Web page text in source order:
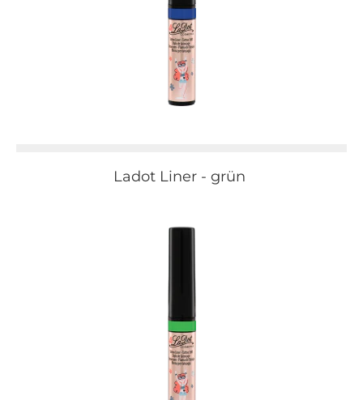
Ladot Liner - grün